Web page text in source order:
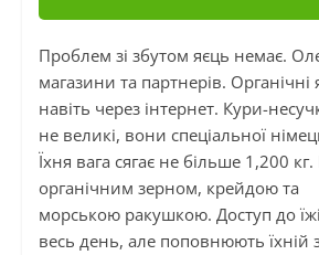
Проблем зі збутом яєць немає.
магазини та партнерів.
навіть через інтернет. Кури-
не великі, вони спеціальної
Їхня вага сягає не більше 1,200
органічним зерном, крейдою та
морською ракушкою. Доступ до
весь день, але поповнюють їхній